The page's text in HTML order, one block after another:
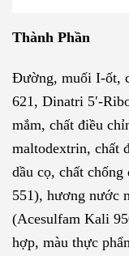
Thành Phần
Đường, muối I-ốt,
621, Dinatri 5′-
mắm, chất điều
maltodextrin, chất
dầu cọ, chất
551), hương nước
(Acesulfam Kali
hợp, màu thực